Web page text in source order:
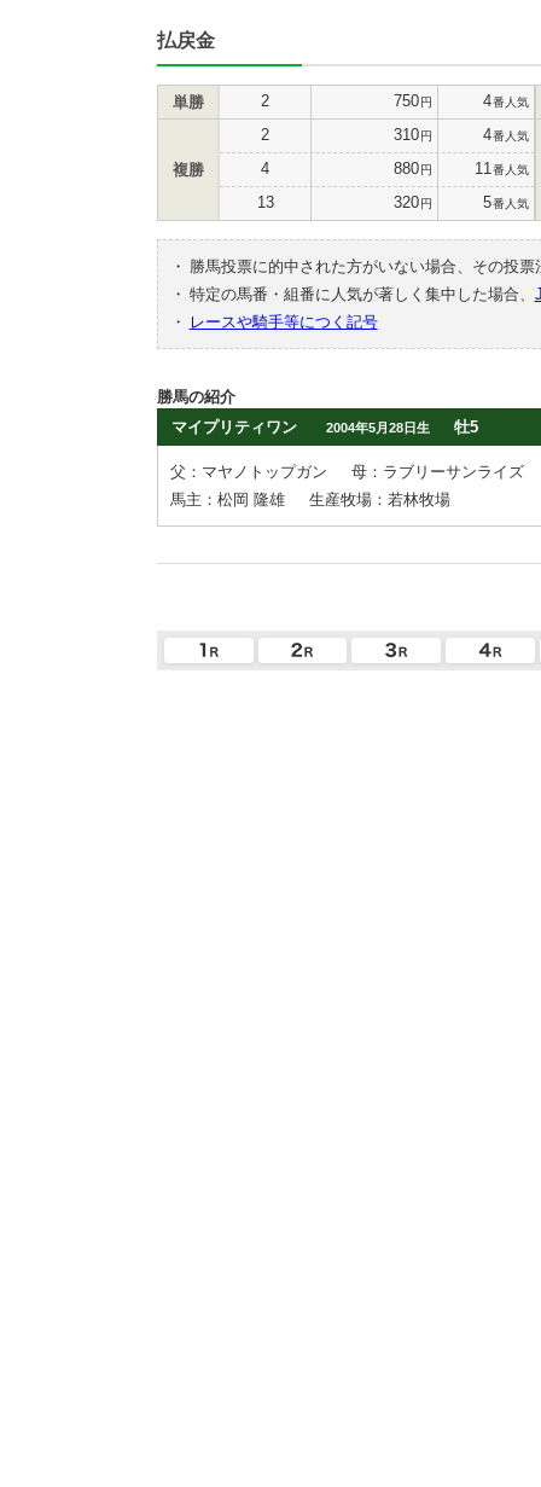
払戻金
単勝 2 750円 4番人気
複勝
2 310円 4番人気
4 880円 11 番人気
13 320円 5番人気
・
勝馬投票に的中された方がいない場合、その投
・ 特定の馬番・組番に人気が著しく集中した場合、
・
レースや騎手等につく記号
勝馬の紹介
マイプリティワン
2004年5月28日生 牡5
父：マヤノトップガン
母：ラブリーサンライズ
馬主：松岡 隆雄
生産牧場：若林牧場